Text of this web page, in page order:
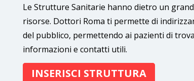
Le Strutture Sanitarie hanno dietro un
risorse. Dottori Roma ti permette di
del pubblico, permettendo ai pazienti di
informazioni e contatti utili.
INSERISCI STRUTTURA